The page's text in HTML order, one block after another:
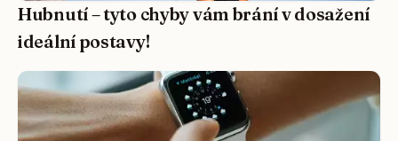
Hubnutí – tyto chyby vám brání v dosažení
ideální postavy!